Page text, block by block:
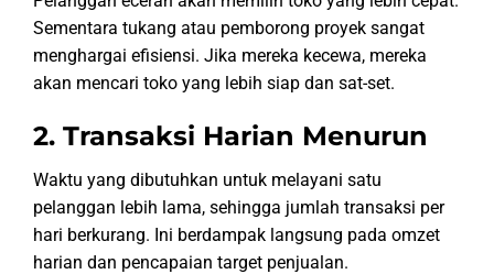
Sementara tukang atau pemborong proyek sangat
menghargai efisiensi. Jika mereka kecewa, mereka
akan mencari toko yang lebih siap dan sat-set.
2. Transaksi Harian Menurun
Waktu yang dibutuhkan untuk melayani satu
pelanggan lebih lama, sehingga jumlah transaksi per
hari berkurang. Ini berdampak langsung pada omzet
harian dan pencapaian target penjualan.